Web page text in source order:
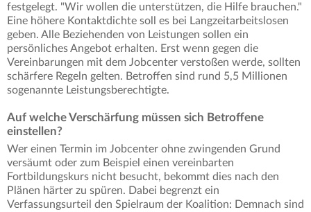
festgelegt. "Wir wollen die unterstützen, die Hilfe brauchen."
Eine höhere Kontaktdichte soll es bei Langzeitarbeitslosen
geben. Alle Beziehenden von Leistungen sollen ein
persönliches Angebot erhalten. Erst wenn gegen die
Vereinbarungen mit dem Jobcenter verstoßen werde, sollten
schärfere Regeln gelten. Betroffen sind rund 5,5 Millionen
sogenannte Leistungsberechtigte.
Auf welche Verschärfung müssen sich Betroffene
einstellen?
Wer einen Termin im Jobcenter ohne zwingenden Grund
versäumt oder zum Beispiel einen vereinbarten
Fortbildungskurs nicht besucht, bekommt dies nach den
Plänen härter zu spüren. Dabei begrenzt ein
Verfassungsurteil den Spielraum der Koalition: Demnach sind